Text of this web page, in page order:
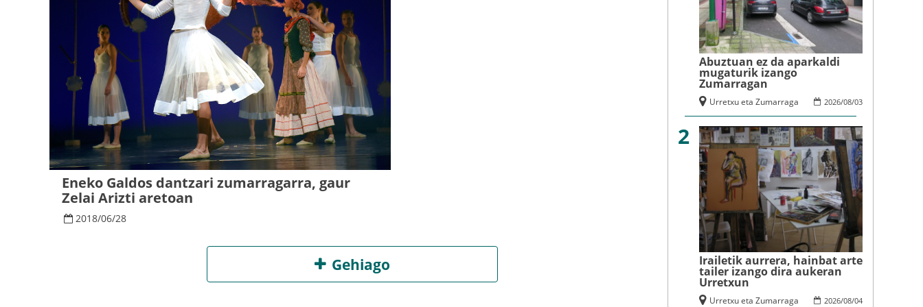
Eneko Galdos dantzari zumarragarra, gaur
Zelai Arizti aretoan
2018/06/28
Gehiago
Abuztuan ez da aparkaldi
mugaturik izango
Zumarragan
2026/08/03
Urretxu eta Zumarraga
2
Irailetik aurrera, hainbat arte
tailer izango dira aukeran
Urretxun
2026/08/04
Urretxu eta Zumarraga